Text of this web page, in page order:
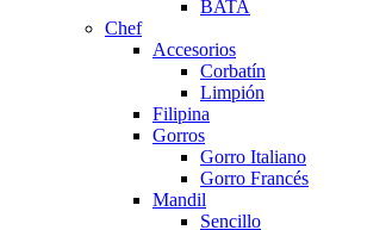
BATA
Chef
Accesorios
Corbatín
Limpión
Filipina
Gorros
Gorro Italiano
Gorro Francés
Mandil
Sencillo